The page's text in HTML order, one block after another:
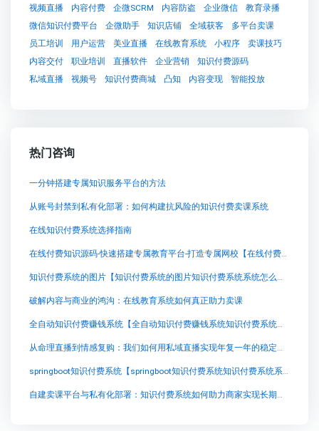
视频直播
内容付费 企微SCRM 内容防盗 企业微信
教育录播
微信知识付费平台
企微助手 知识店铺 全域获客
多平台卖课
员工培训
用户运营 美业直播 在线教育系统 小程序
卖课技巧
内容交付
职业培训 直播软件 企业营销
知识付费源码
私域直播
视频号 知识付费商城 凸知 内容变现 智能投放
热门咨询
一分钟搭建专属知识服务平台的方法
从账号封禁到私有化部署：如何构建抗风险的知识付费卖课系统
在线知识付费系统选择指南
在线付费知识源码-快速搭建专属教育平台-打造专属网校【在线付费知识源码-快速搭建专属教育平台-打造专属网校知识付费系统系统怎么制作，知识付费系统搭建使用教程】
知识付费系统的图片【知识付费系统的图片知识付费系统系统怎么制作，知识付费系统搭建使用教程】
破解内容与商业的鸿沟：在线教育系统如何真正助力卖课
全自动知识付费赚钱系统【全自动知识付费赚钱系统知识付费系统系统怎么制作，知识付费系统搭建使用教程】
从命理直播到情感复购：我们如何用私域直播实现年复一年的稳定成交
springboot知识付费系统【springboot知识付费系统知识付费系统系统怎么制作，知识付费系统搭建使用教程】
自建卖课平台与私有化部署：知识付费系统如何助力商家实现长期品牌资产沉淀